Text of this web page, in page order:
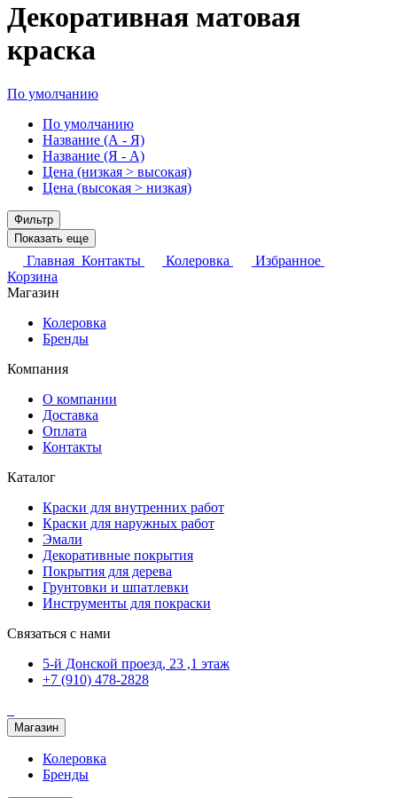
Декоративная матовая
краска
По умолчанию
По умолчанию
Название (А - Я)
Название (Я - А)
Цена (низкая > высокая)
Цена (высокая > низкая)
Фильтр
Показать еще
Главная Контакты Колеровка
Избранное
Корзина
Магазин
Колеровка
Бренды
Компания
О компании
Доставка
Оплата
Контакты
Каталог
Краски для внутренних работ
Краски для наружных работ
Эмали
Декоративные покрытия
Покрытия для дерева
Грунтовки и шпатлевки
Инструменты для покраски
Связаться с нами
5-й Донской проезд, 23 ,1 этаж
+7 (910) 478-2828
Магазин
Колеровка
Бренды